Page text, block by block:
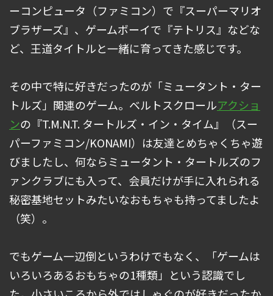
ーコンピュータ（ファミコン）で『スーパーマリオ
ブラザーズ』、ゲームボーイで『テトリス』などな
ど、王道タイトルと一緒に育ってきた感じです。
その中で特に好きだったのが「ミュータント・ター
トルズ」関連のゲーム。ベルトスクロールアクショ
ンの『T.M.N.T. タートルズ・イン・タイム』（スー
パーファミコン/KONAMI）は友達とめちゃくちゃ遊
びましたし、何ならミュータント・タートルズのフ
ァンクラブにも入って、会員だけが手に入れられる
秘密基地セットみたいなおもちゃも持ってましたよ
（笑）。
でもゲーム一辺倒というわけでもなく、「ゲームは
いろいろあるおもちゃの1種類」という認識でし